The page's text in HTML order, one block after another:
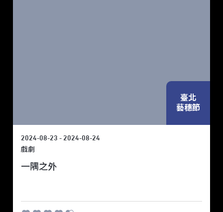
臺北
藝穗節
2024-08-23 - 2024-08-24
戲劇
一隅之外